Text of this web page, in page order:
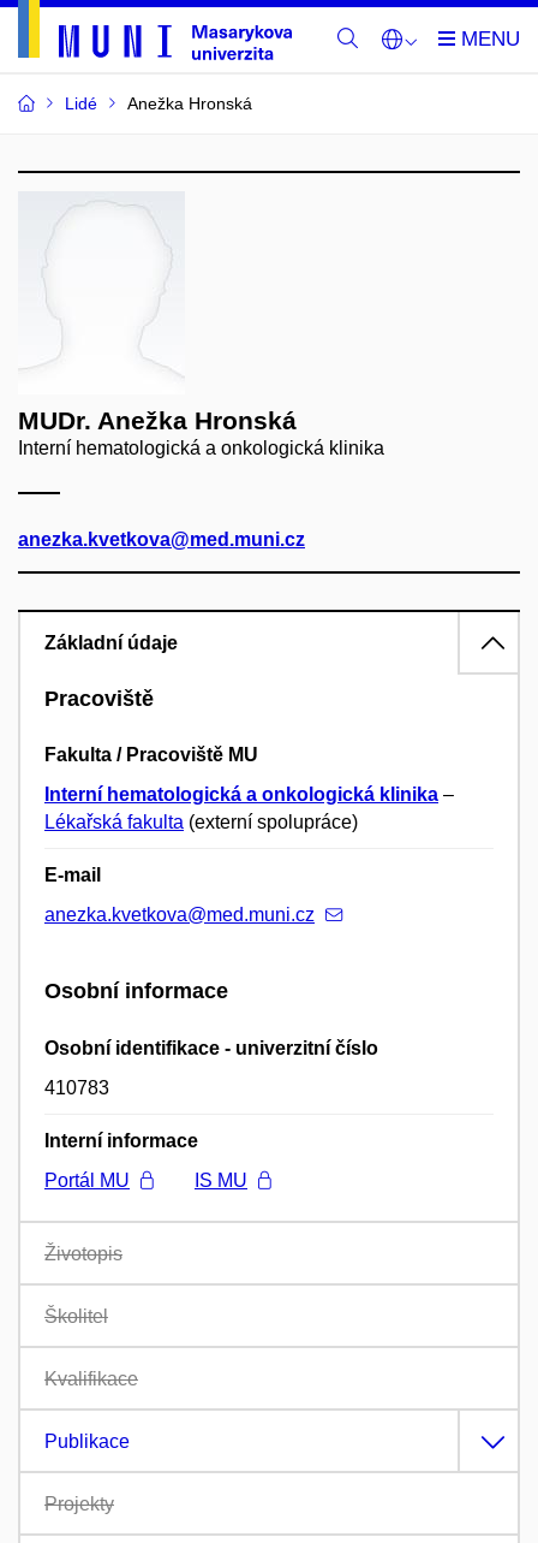
Lidé Anežka Hronská
MUDr. Anežka Hronská
Interní hematologická a onkologická klinika
anezka.kvetkova@med.muni.cz
Základní údaje
Pracoviště
Fakulta / Pracoviště MU
Interní hematologická a onkologická klinika –
Lékařská fakulta (externí spolupráce)
E-mail
anezka.kvetkova@med.muni.cz
Osobní informace
Osobní identifikace - univerzitní číslo
410783
Interní informace
Portál MU
IS MU
Životopis
Školitel
Kvalifikace
Publikace
Projekty